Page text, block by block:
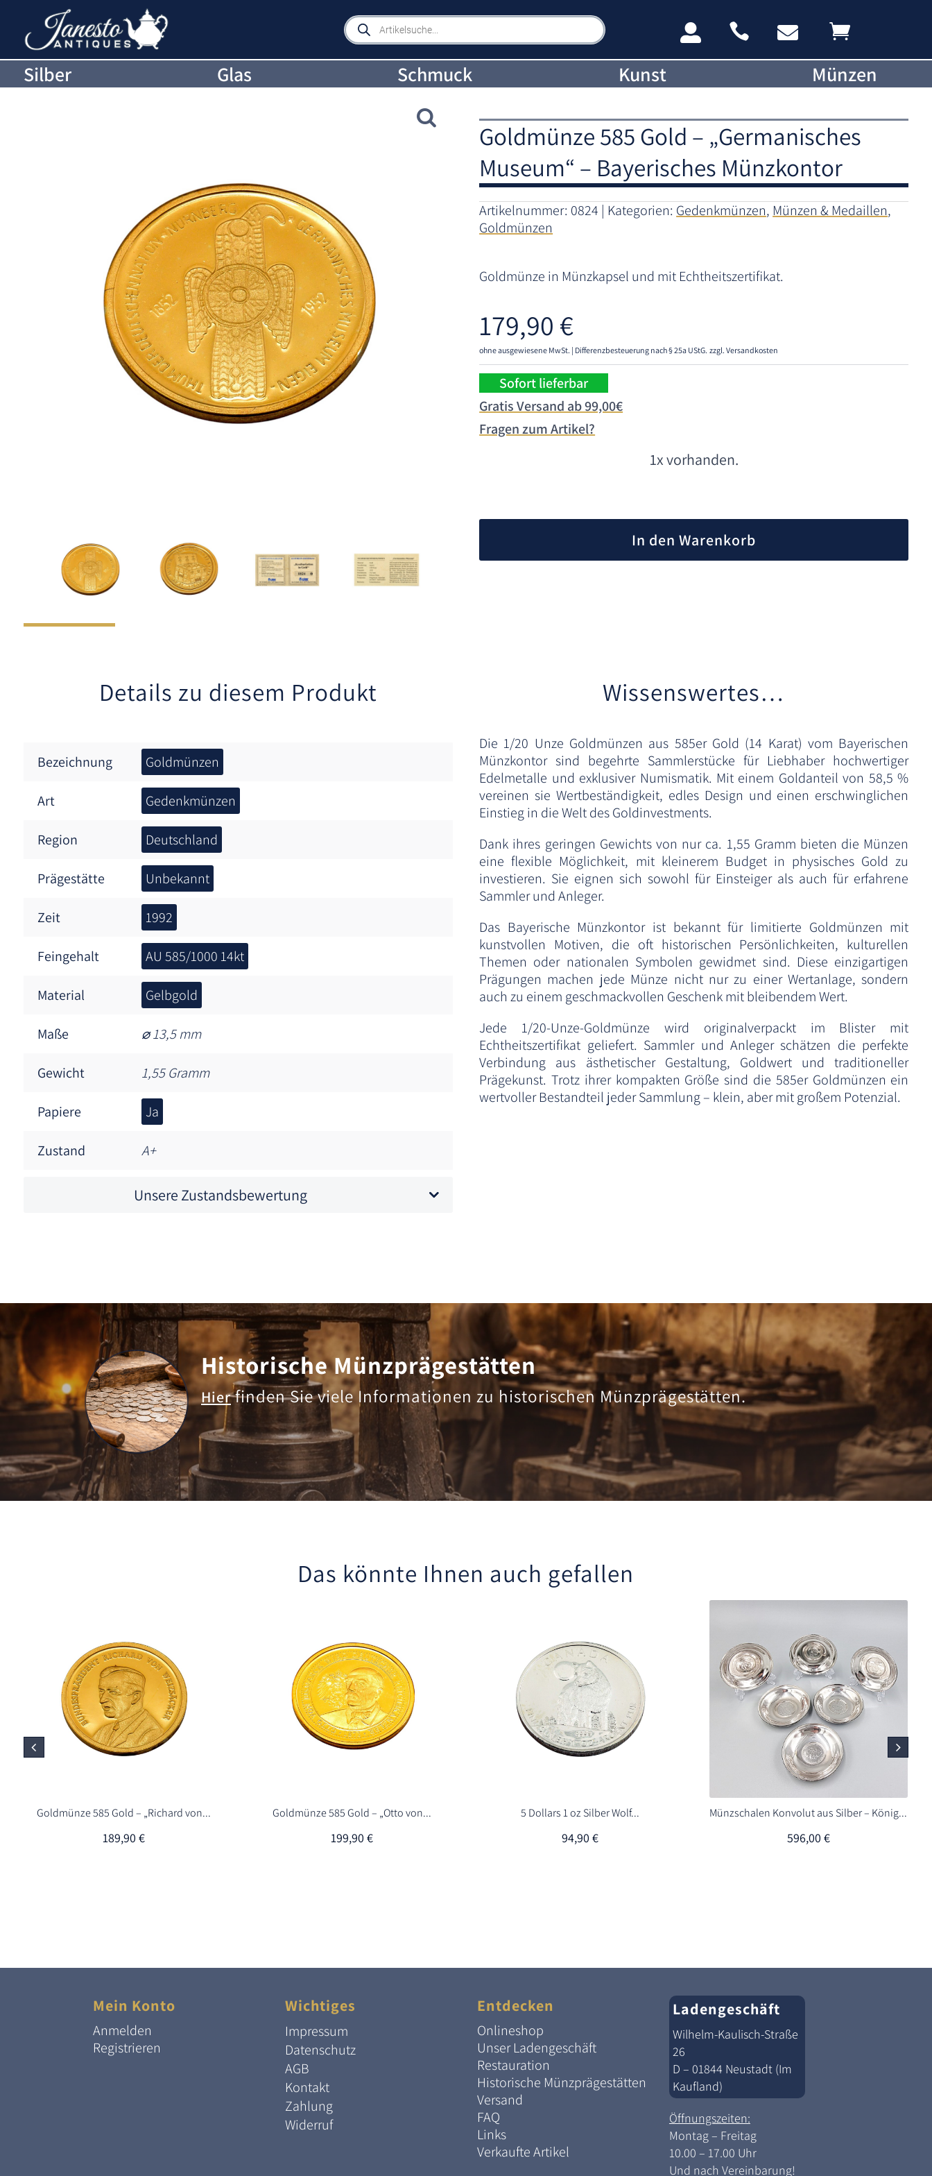
Products
search    
Silber Glas Schmuck Kunst Münzen
Goldmünze 585 Gold – „Germanisches
Museum“ – Bayerisches Münzkontor
Artikelnummer: 0824 Kategorien: Gedenkmünzen, Münzen & Medaillen,
Goldmünzen
Goldmünze in Münzkapsel und mit Echtheitszertifikat.
179,90 €
ohne ausgewiesene MwSt. | Differenzbesteuerung nach § 25a UStG. zzgl. Versandkosten
Sofort lieferbar
Gratis Versand ab 99,00€
Fragen zum Artikel?
1x vorhanden.
In den Warenkorb
Details zu diesem Produkt
Bezeichnung Goldmünzen
Art Gedenkmünzen
Region Deutschland
Prägestätte Unbekannt
Zeit 1992
Feingehalt AU 585/1000 14kt
Material Gelbgold
Maße ⌀ 13,5 mm
Gewicht 1,55 Gramm
Papiere Ja
Zustand A+
Unsere Zustandsbewertung
Wissenswertes…
Die 1/20 Unze Goldmünzen aus 585er Gold (14 Karat) vom Bayerischen
Münzkontor sind begehrte Sammlerstücke für Liebhaber hochwertiger
Edelmetalle und exklusiver Numismatik. Mit einem Goldanteil von 58,5 %
vereinen sie Wertbeständigkeit, edles Design und einen erschwinglichen
Einstieg in die Welt des Goldinvestments.
Dank ihres geringen Gewichts von nur ca. 1,55 Gramm bieten die Münzen
eine flexible Möglichkeit, mit kleinerem Budget in physisches Gold zu
investieren. Sie eignen sich sowohl für Einsteiger als auch für erfahrene
Sammler und Anleger.
Das Bayerische Münzkontor ist bekannt für limitierte Goldmünzen mit
kunstvollen Motiven, die oft historischen Persönlichkeiten, kulturellen
Themen oder nationalen Symbolen gewidmet sind. Diese einzigartigen
Prägungen machen jede Münze nicht nur zu einer Wertanlage, sondern
auch zu einem geschmackvollen Geschenk mit bleibendem Wert.
Jede 1/20-Unze-Goldmünze wird originalverpackt im Blister mit
Echtheitszertifikat geliefert. Sammler und Anleger schätzen die perfekte
Verbindung aus ästhetischer Gestaltung, Goldwert und traditioneller
Prägekunst. Trotz ihrer kompakten Größe sind die 585er Goldmünzen ein
wertvoller Bestandteil jeder Sammlung – klein, aber mit großem Potenzial.
Historische Münzprägestätten
Hierfinden Sie viele Informationen zu historischen Münzprägestätten.
Das könnte Ihnen auch gefallen
Goldmünze 585 Gold – „Richard von...
189,90 €
Goldmünze 585 Gold – „Otto von...
199,90 €
5 Dollars 1 oz Silber Wolf...
94,90€
Münzschalen Konvolut aus Silber – König...
596,00 €
Mein Konto
Anmelden
Registrieren
Wichtiges
Impressum
Datenschutz
AGB
Kontakt
Zahlung
Widerruf
Entdecken
Onlineshop
Unser Ladengeschäft
Restauration
Historische Münzprägestätten
Versand
FAQ
Links
Verkaufte Artikel
Ladengeschäft
Wilhelm-Kaulisch-Straße
26
D – 01844 Neustadt (Im
Kaufland)
Öffnungszeiten:
Montag – Freitag
10.00 – 17.00 Uhr
Und nach Vereinbarung!